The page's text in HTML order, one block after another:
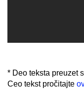
* Deo teksta preuzet
Ceo tekst pročitajte